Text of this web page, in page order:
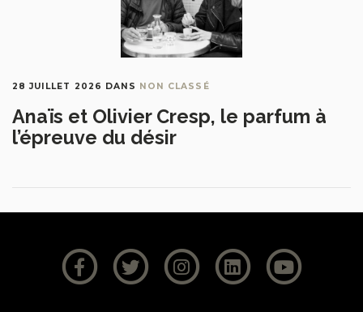
28 JUILLET 2026 DANS NON CLASSÉ
Anaïs et Olivier Cresp, le parfum à
l’épreuve du désir